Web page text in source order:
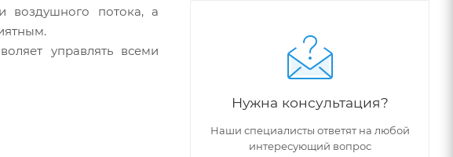
воздушного потока, а
управлять всеми
Нужна консультация?
Наши специалисты ответят на любой
интересующий вопрос